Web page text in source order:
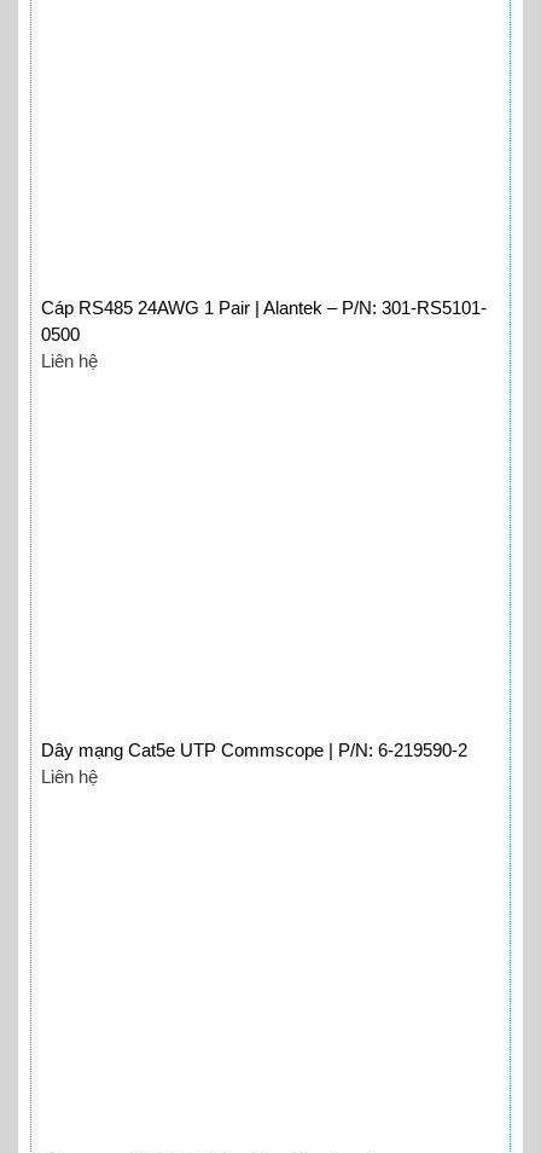
Cáp RS485 24AWG 1 Pair | Alantek – P/N: 301-RS5101-
0500
Liên hệ
Dây mạng Cat5e UTP Commscope | P/N: 6-219590-2
Liên hệ